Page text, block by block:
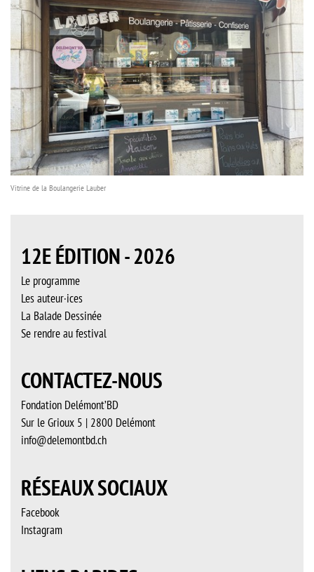
Vitrine de la Boulangerie Lauber
12E ÉDITION - 2026
Le programme
Les auteur·ices
La Balade Dessinée
Se rendre au festival
CONTACTEZ-NOUS
Fondation Delémont’BD
Sur le Grioux 5 | 2800 Delémont
info@delemontbd.ch
RÉSEAUX SOCIAUX
Facebook
Instagram